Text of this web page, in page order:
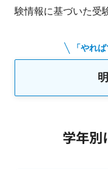
験情報に基づいた受
「やれ
学年別